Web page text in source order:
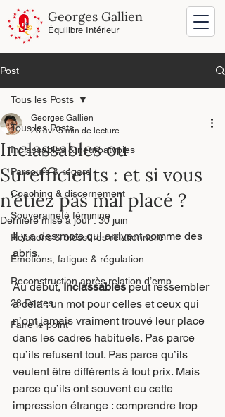
Georges Gallien
Équilibre Intérieur
Post
Tous les Posts
Inclassables & neuroatypies
Parcours & regard
Coaching & discernement
Souveraineté féminine
Relations & blessures relationnelle
Émotions, fatigue & régulation
Reconstruction après relation d’emp
28 Portes
Faire le point
Tous les Posts
Inclassables ou
Surefficients : et si vous
n’étiez pas mal placé ?
Georges Gallien
28 avr. 5 min de lecture
Dernière mise à jour :30 juin
Il y a des mots qui arrivent comme des
abris.
Au début, Inclassables peut ressembler
à cela : un mot pour celles et ceux qui
n’ont jamais vraiment trouvé leur place
dans les cadres habituels. Pas parce
qu’ils refusent tout. Pas parce qu’ils
veulent être différents à tout prix. Mais
parce qu’ils ont souvent eu cette
impression étrange : comprendre trop